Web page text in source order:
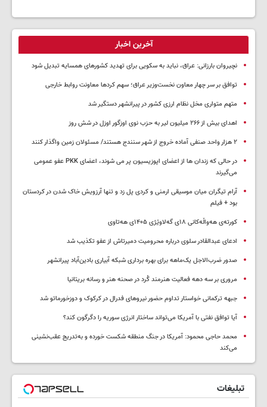
آخرین اخبار
نچیروان بارزانی: عراق، نباید به سکویی برای تهدید کشورهای همسایه تبدیل شود
توافق بر سر چهار معاون نخست‌وزیر عراق؛ سهم کردها معاونت روابط خارجی
متهم متواری مخل نظام ارزی کشور در پیرانشهر دستگیر شد
اهدای بیش از ۲۶۶ میلیون لیر به حزب نوی اوزگور اوزل در شش روز
۲ هزار واحد صنفی آماده خروج از شهر سنندج هستند/ مسئولان زمین واگذار کنند
در حالی که زندان ها از اعضای اپوزیسیون پر می شوند، اعضای PKK عفو عمومی
می‌گیرند
آرام تیگران میان موسیقی ارمنی و کردی پل زد و تنها آرزویش خاک شدن در کردستان
بود + فیلم
کورتەی هەواڵەکانی ۱۸ی گەلاوێژی ۱۴۰۵ی هەتاوی
ادعای عبدالقادر سلوی درباره محرومیت دمیرتاش از عفو تکذیب شد
صدور ضرب‌الاجل یک‌ماهه برای بهره برداری شبکه آبیاری بادین‌آباد پیرانشهر
مروری بر سه دهه فعالیت هنرمند کُرد در صحنه هنر و رسانه بریتانیا
جبهه ترکمانی خواستار تداوم حضور نیروهای فدرال در کرکوک و دوزخورماتو شد
آیا توافق نفتی با آمریکا می‌تواند ساختار انرژی سوریه را دگرگون کند؟
محمد حاجی محمود: آمریکا در جنگ منطقه شکست خورده و به‌تدریج عقب‌نشینی
می‌کند
تبلیغات